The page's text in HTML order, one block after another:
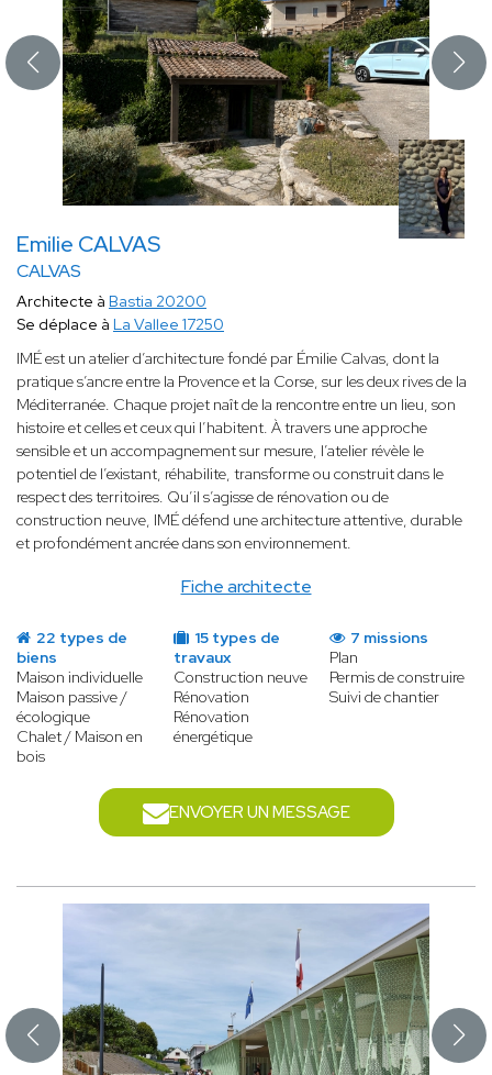
Emilie CALVAS
CALVAS
Fiche architecte
Architecte à Bastia 20200
Se déplace à La Vallee 17250
IMÉ est un atelier d’architecture fondé par Émilie Calvas, dont la
pratique s’ancre entre la Provence et la Corse, sur les deux rives de la
Méditerranée. Chaque projet naît de la rencontre entre un lieu, son
histoire et celles et ceux qui l’habitent. À travers une approche
sensible et un accompagnement sur mesure, l’atelier révèle le
potentiel de l’existant, réhabilite, transforme ou construit dans le
respect des territoires. Qu’il s’agisse de rénovation ou de
construction neuve, IMÉ défend une architecture attentive, durable
et profondément ancrée dans son environnement.
22 types de
biens
Maison individuelle
Maison passive /
écologique
Chalet / Maison en
bois
15 types de
travaux
Construction neuve
Rénovation
Rénovation
énergétique
7 missions
Plan
Permis de construire
Suivi de chantier
ENVOYER UN MESSAGE